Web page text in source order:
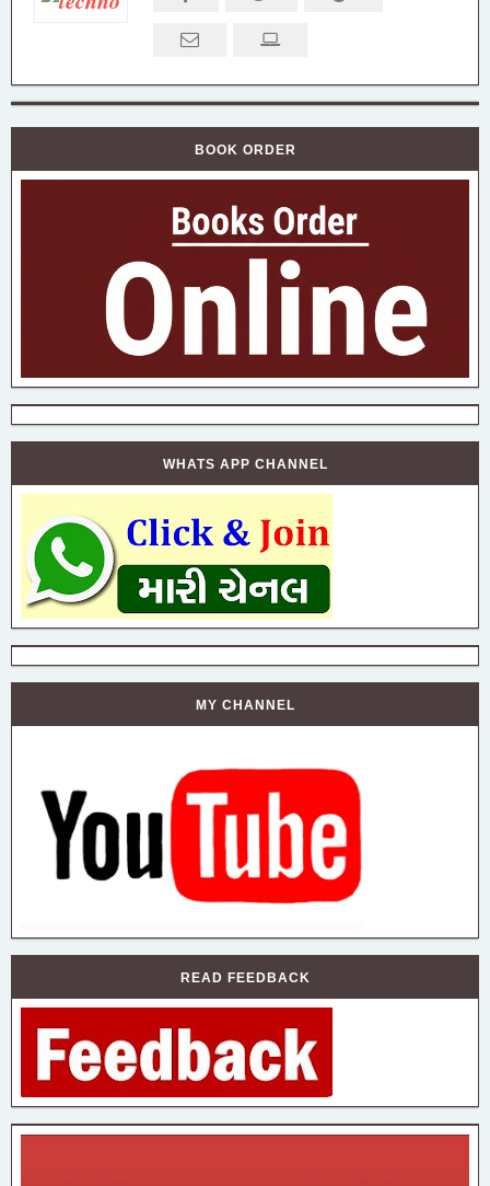
BOOK ORDER
WHATS APP CHANNEL
MY CHANNEL
READ FEEDBACK